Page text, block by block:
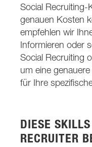
Social Recruiting-
genauen Kosten
empfehlen wir
Informieren oder
Social Recruiting
um eine
für Ihre
DIESE
RECRUITER